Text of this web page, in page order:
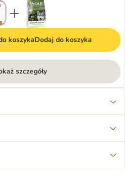
koszykaDodaj do koszyka
szczegóły